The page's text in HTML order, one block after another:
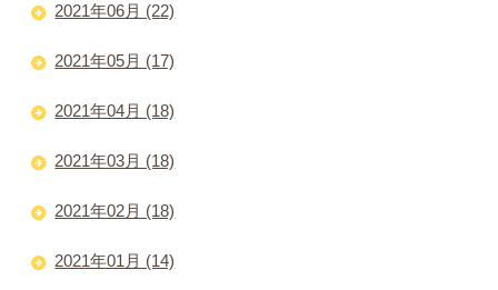
2021年06月 (22)
2021年05月 (17)
2021年04月 (18)
2021年03月 (18)
2021年02月 (18)
2021年01月 (14)